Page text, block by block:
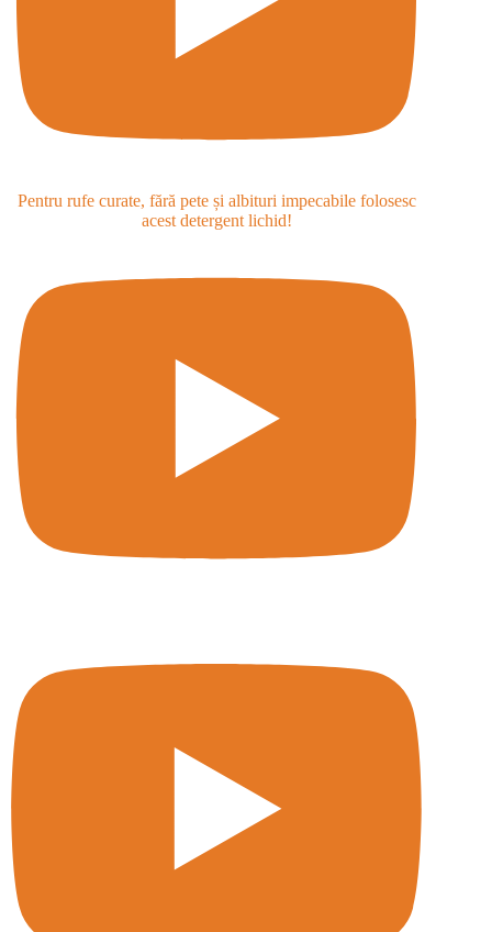
Pentru rufe curate, fără pete și albituri impecabile folosesc
acest detergent lichid!